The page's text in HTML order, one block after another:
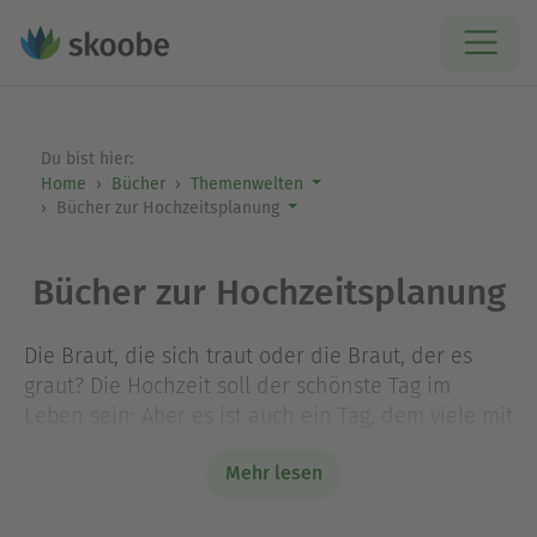
Du bist hier:
Home
Bücher
Themenwelten
Bücher zur Hochzeitsplanung
Bücher zur Hochzeitsplanung
Die Braut, die sich traut oder die Braut, der es
graut? Die Hochzeit soll der schönste Tag im
doch auch das Potential hat, für große
Mehr lesen